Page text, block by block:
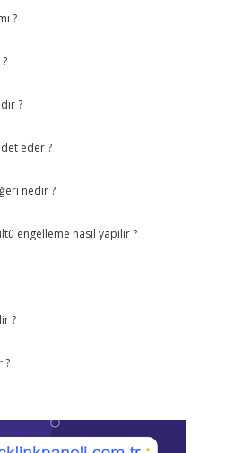
?
?
eder ?
nedir ?
engelleme nasıl yapılır ?
?
?